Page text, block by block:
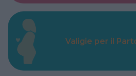
Valigie per il